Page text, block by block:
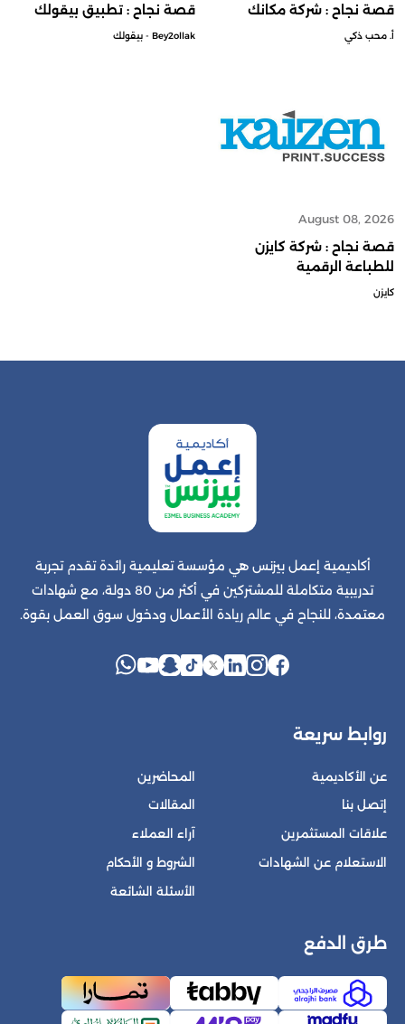
قصة نجاح : شركة مكانك
أ. محب ذكي
قصة نجاح : تطبيق بيقولك
Bey2ollak - بيقولك
August 08, 2026
قصة نجاح : شركة كايزن
للطباعة الرقمية
كايزن
أكاديمية إعمل بيزنس هي مؤسسة تعليمية رائدة تقدم تجربة
تدريبية متكاملة للمشتركين في أكثر من 80 دولة، مع شهادات
معتمدة، للنجاح في عالم ريادة الأعمال ودخول سوق العمل بقوة.
روابط سريعة
عن الأكاديمية
إتصل بنا
علاقات المستثمرين
الاستعلام عن الشهادات
المحاضرين
المقالات
آراء العملاء
الشروط و الأحكام
الأسئلة الشائعة
طرق الدفع